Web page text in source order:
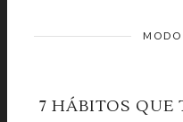
7 HÁBITOS QUE